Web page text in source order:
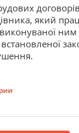
який
встановленої